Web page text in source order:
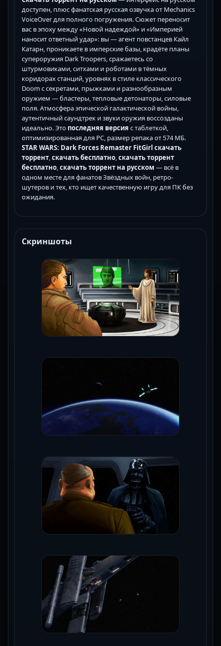
доступен, плюс фанатская русская озвучка от Mechanics
VoiceOver для полного погружения. Сюжет переносит
вас в эпоху между «Новой надеждой» и «Империей
наносит ответный удар»: вы — агент повстанцев Кайл
Катарн, проникаете в имперские базы, крадёте планы
супероружия Dark Troopers, сражаетесь со
штурмовиками, ситхами и роботами в тёмных
коридорах станций, уровнях в стиле классического
Doom с секретами, прыжками и разнообразным
оружием — бластеры, тепловые детонаторы, силовые
поля. Атмосфера эпической галактической войны,
аутентичный саундтрек и звуки оружия воссозданы
идеально. Это последняя версия с таблеткой,
оптимизированная для PC, размер репака от 574 МБ.
STAR WARS: Dark Forces Remaster FitGirl скачать
торрент,скачать бесплатно,скачать торрент
бесплатно,скачать торрент на русском — всё в
одном месте для фанатов Звёздных войн, ретро-
шутеров и тех, кто ищет качественную игру для ПК без
ожидания.
Скриншоты